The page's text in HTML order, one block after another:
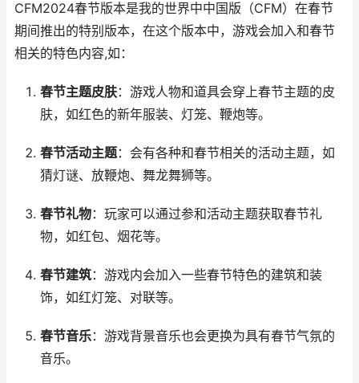
CFM2024春节版本是我的世界中中国版（CFM）在春节
期间推出的特别版本，在这个版本中，游戏会加入和春节
相关的特色内容,如：
春节主题皮肤：游戏人物和道具会穿上春节主题的皮
肤，如红色的新年服装、灯笼、鞭炮等。
春节活动主题：会有各种和春节相关的活动主题，如
猜灯谜、放鞭炮、舞龙舞狮等。
春节礼物：玩家可以通过参和活动主题获取春节礼
物，如红包、烟花等。
春节建筑：游戏内会加入一些春节特色的建筑和装
饰，如红灯笼、对联等。
春节音乐：游戏背景音乐也会更换为具有春节气氛的
音乐。